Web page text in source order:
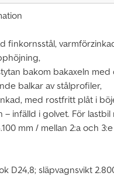
finkornsstål,
bakom bakaxeln med
balkar av stålprofiler,
med rostfritt plåt i
– infälld i golvet. För lastbil
mm / mellan 2:a och
D24,8; släpvagnsvikt